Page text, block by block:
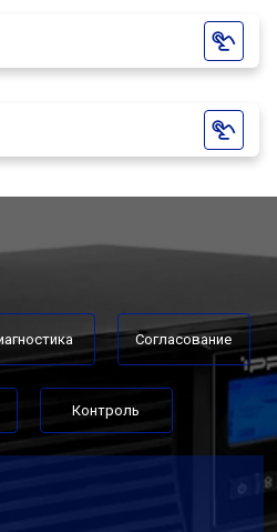
Согласование
Контроль